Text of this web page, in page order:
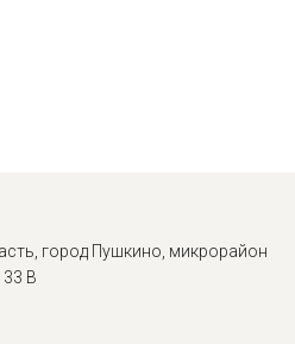
город Пушкино, микрорайон
В